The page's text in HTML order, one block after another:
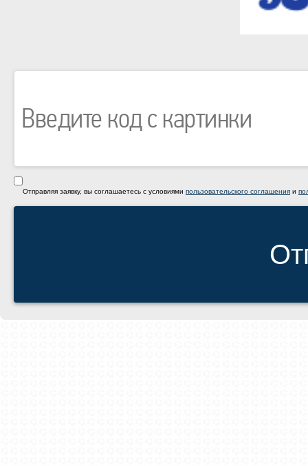
Отправляя заявку, вы соглашаетесь с условиями пользовательского соглашения и